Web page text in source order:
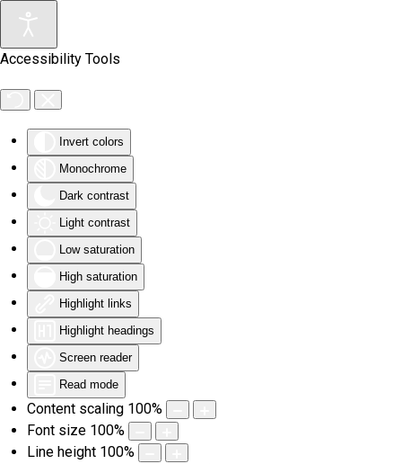
Accessibility Tools
Invert colors
Monochrome
Dark contrast
Light contrast
Low saturation
High saturation
Highlight links
Highlight headings
Screen reader
Read mode
Content scaling 100%
Font size 100%
Line height 100%
Skip to main content